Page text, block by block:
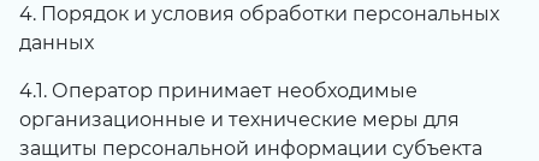
4. Порядок и условия обработки персональных
данных
4.1. Оператор принимает необходимые
организационные и технические меры для
защиты персональной информации субъекта